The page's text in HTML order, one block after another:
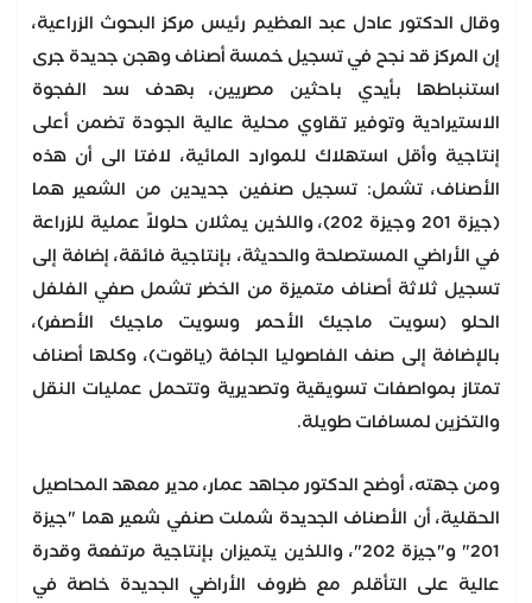
وقال الدكتور عادل عبد العظيم رئيس مركز البحوث الزراعية،
إن المركز قد نجح في تسجيل خمسة أصناف وهجن جديدة جرى
استنباطها بأيدي باحثين مصريين، بهدف سد الفجوة
الاستيرادية وتوفير تقاوي محلية عالية الجودة تضمن أعلى
إنتاجية وأقل استهلاك للموارد المائية، لافتا الى أن هذه
الأصناف، تشمل: تسجيل صنفين جديدين من الشعير هما
(جيزة 201 وجيزة 202)، واللذين يمثلان حلولاً عملية للزراعة
في الأراضي المستصلحة والحديثة، بإنتاجية فائقة، إضافة إلى
تسجيل ثلاثة أصناف متميزة من الخضر تشمل صفي الفلفل
الحلو (سويت ماجيك الأحمر وسويت ماجيك الأصفر)،
بالإضافة إلى صنف الفاصوليا الجافة (ياقوت)، وكلها أصناف
تمتاز بمواصفات تسويقية وتصديرية وتتحمل عمليات النقل
والتخزين لمسافات طويلة.
ومن جهته، أوضح الدكتور مجاهد عمار، مدير معهد المحاصيل
الحقلية، أن الأصناف الجديدة شملت صنفي شعير هما "جيزة
201" و"جيزة 202"، واللذين يتميزان بإنتاجية مرتفعة وقدرة
عالية على التأقلم مع ظروف الأراضي الجديدة خاصة في